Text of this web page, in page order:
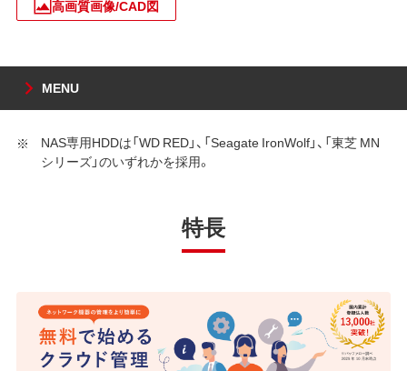
高画質画像/CAD図
MENU
NAS専用HDDは「WD RED」、「Seagate IronWolf」、「東芝 MN
シリーズ」のいずれかを採用。
特長